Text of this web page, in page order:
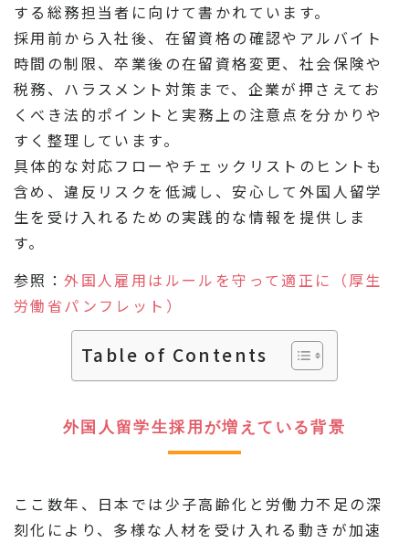
する総務担当者に向けて書かれています。
採用前から入社後、在留資格の確認やアルバイト
時間の制限、卒業後の在留資格変更、社会保険や
税務、ハラスメント対策まで、企業が押さえてお
くべき法的ポイントと実務上の注意点を分かりや
すく整理しています。
具体的な対応フローやチェックリストのヒントも
含め、違反リスクを低減し、安心して外国人留学
生を受け入れるための実践的な情報を提供しま
す。
参照：外国人雇用はルールを守って適正に（厚生
労働省パンフレット）
Table of Contents
外国人留学生採用が増えている背景
ここ数年、日本では少子高齢化と労働力不足の深
刻化により、多様な人材を受け入れる動きが加速